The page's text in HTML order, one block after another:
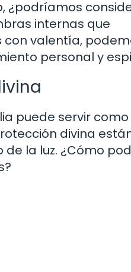
¿podríamos
internas que
valentía,
personal y
puede servir como
divina
la luz. ¿Cómo